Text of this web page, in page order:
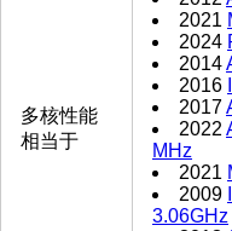
多核性能
相当于
2021
2024
2014
2016
2017
2022
MHz
2021
2009
3.06GHz